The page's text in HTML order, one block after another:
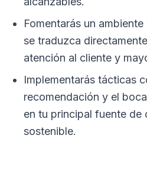
Fomentarás un
se traduzca
atención al cliente y
Implementarás tácticas
recomendación y el
en tu principal fuente de
sostenible.